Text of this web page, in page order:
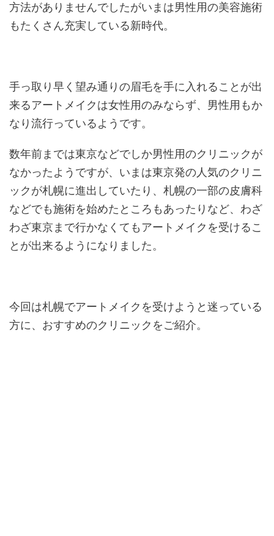
方法がありませんでしたがいまは男性用の美容施術
もたくさん充実している新時代。
手っ取り早く望み通りの眉毛を手に入れることが出
来るアートメイクは女性用のみならず、男性用もか
なり流行っているようです。
数年前までは東京などでしか男性用のクリニックが
なかったようですが、いまは東京発の人気のクリニ
ックが札幌に進出していたり、札幌の一部の皮膚科
などでも施術を始めたところもあったりなど、わざ
わざ東京まで行かなくてもアートメイクを受けるこ
とが出来るようになりました。
今回は札幌でアートメイクを受けようと迷っている
方に、おすすめのクリニックをご紹介。